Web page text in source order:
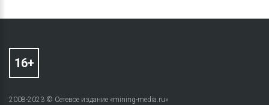
2008-2023 © Сетевое издание «mining-media.ru»